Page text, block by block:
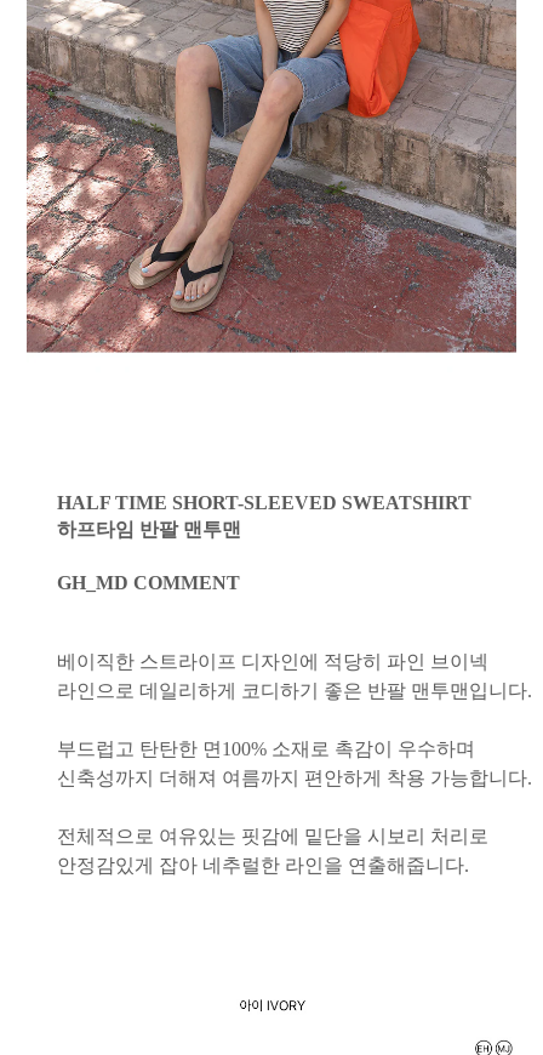
HALF TIME SHORT-SLEEVED SWEATSHIRT
하프타임 반팔 맨투맨
GH_MD COMMENT
베이직한 스트라이프 디자인에 적당히 파인 브이넥
라인으로 데일리하게 코디하기 좋은 반팔 맨투맨입니다.
부드럽고 탄탄한 면100% 소재로 촉감이 우수하며
신축성까지 더해져 여름까지 편안하게 착용 가능합니다.
전체적으로 여유있는 핏감에 밑단을 시보리 처리로
안정감있게 잡아 네추럴한 라인을 연출해줍니다.